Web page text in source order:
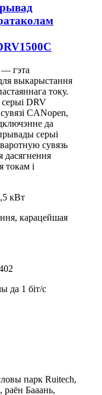
— гэта
выкарыстання
току.
серыі DRV
CANopen,
да
серыі
сувязь
дасягнення
токам і
кВт
карацейшая
да 1 біт/с
парк Ruitech,
раён Бааань,